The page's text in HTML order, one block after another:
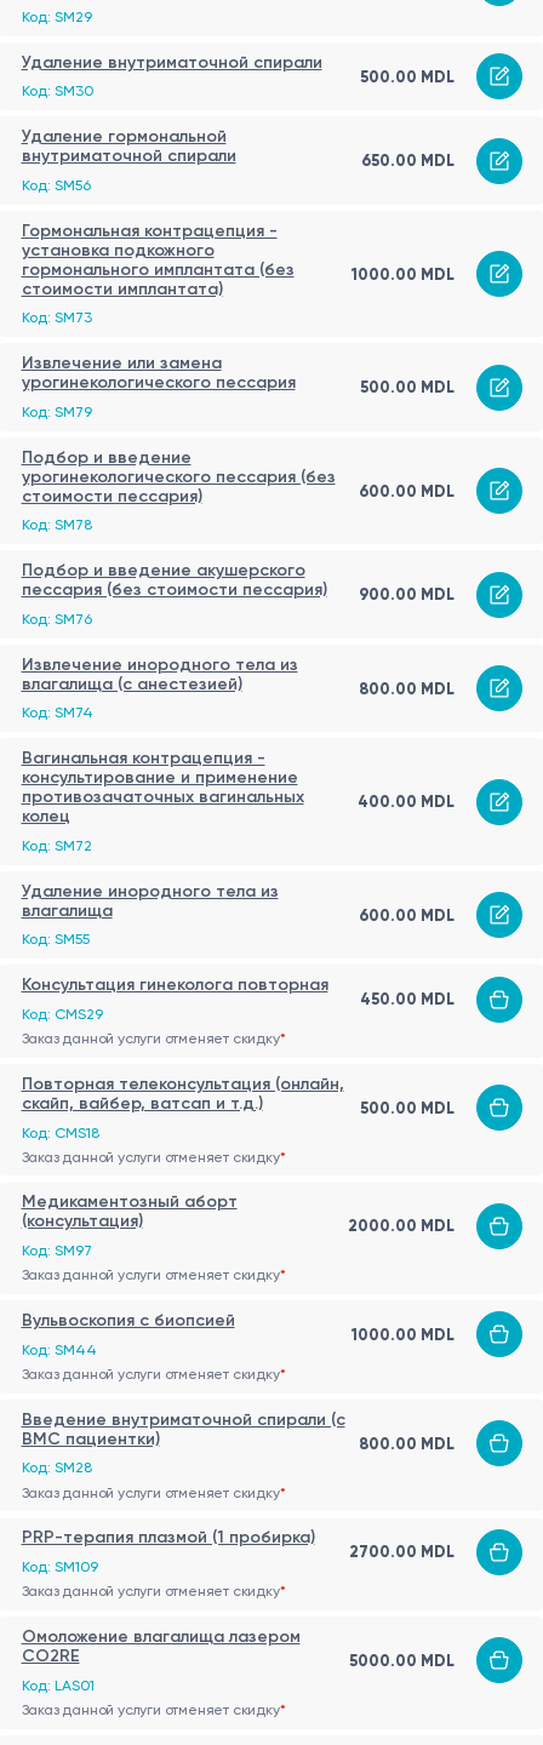
Код: SM29
Удаление внутриматочной спирали
Код: SM30
500.00 MDL
Удаление гормональной
внутриматочной спирали
Код: SM56
650.00 MDL
Гормональная контрацепция -
установка подкожного
гормонального имплантата (без
стоимости имплантата)
Код: SM73
1000.00 MDL
Извлечение или замена
урогинекологического пессария
Код: SM79
500.00 MDL
Подбор и введение
урогинекологического пессария (без
стоимости пессария)
Код: SM78
600.00 MDL
Подбор и введение акушерского
пессария (без стоимости пессария)
Код: SM76
900.00 MDL
Извлечение инородного тела из
влагалища (с анестезией)
Код: SM74
800.00 MDL
Вагинальная контрацепция -
консультирование и применение
противозачаточных вагинальных
колец
Код: SM72
400.00 MDL
Удаление инородного тела из
влагалища
Код: SM55
600.00 MDL
Консультация гинеколога повторная
Код: CMS29
450.00 MDL
Заказ данной услуги отменяет скидку*
Повторная телеконсультация (онлайн,
скайп, вайбер, ватсап и т.д.)
Код: CMS18
500.00 MDL
Заказ данной услуги отменяет скидку*
Медикаментозный аборт
(консультация)
Код: SM97
2000.00 MDL
Заказ данной услуги отменяет скидку*
Вульвоскопия с биопсией
Код: SM44
1000.00 MDL
Заказ данной услуги отменяет скидку*
Введение внутриматочной спирали (c
ВМС пациентки)
Код: SM28
800.00 MDL
Заказ данной услуги отменяет скидку*
PRP-терапия плазмой (1 пробирка)
Код: SM109
2700.00 MDL
Заказ данной услуги отменяет скидку*
Омоложение влагалища лазером
CO2RE
Код: LAS01
5000.00 MDL
Заказ данной услуги отменяет скидку*